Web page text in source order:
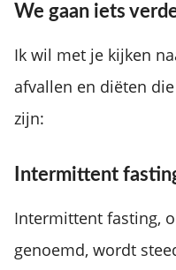
We gaan iets
Ik wil met je kijken
afvallen en diëten
zijn:
Intermittent
Intermittent fasting,
genoemd, wordt